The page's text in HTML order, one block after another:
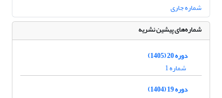
شماره جاری
شماره‌های پیشین نشریه
دوره 20 (1405)
شماره 1
دوره 19 (1404)